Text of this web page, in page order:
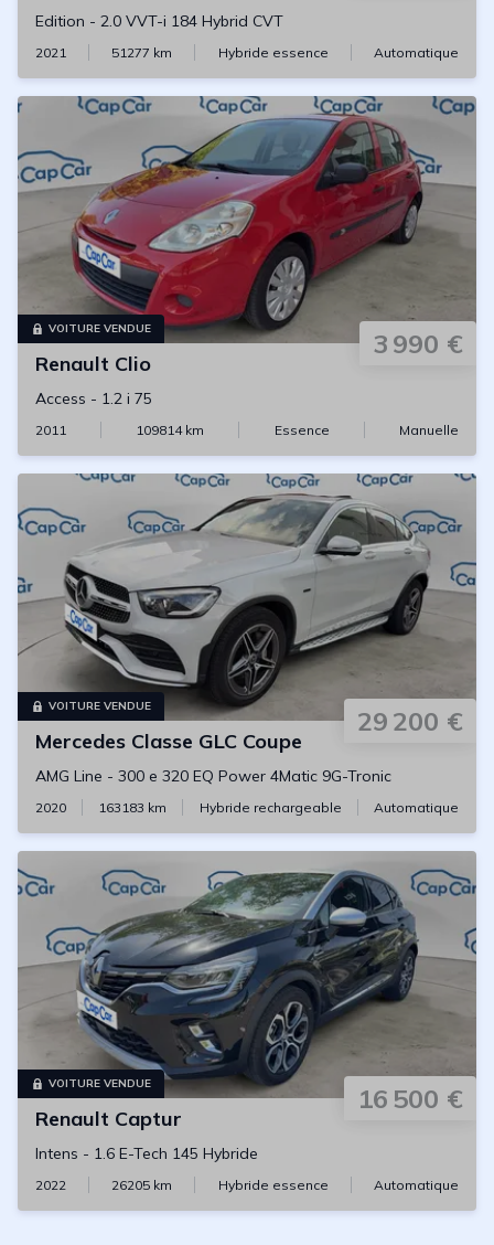
Edition - 2.0 VVT-i 184 Hybrid CVT
2021 51277 km Hybride essence Automatique
VOITURE VENDUE 3 990 €
Renault Clio
Access - 1.2 i 75
2011 109814km Essence Manuelle
VOITURE VENDUE 29 200 €
Mercedes Classe GLC Coupe
AMG Line - 300 e 320 EQ Power 4Matic 9G-Tronic
2020 163183 km Hybride rechargeable Automatique
VOITURE VENDUE 16 500 €
Renault Captur
Intens - 1.6 E-Tech 145 Hybride
2022 26205 km Hybride essence Automatique